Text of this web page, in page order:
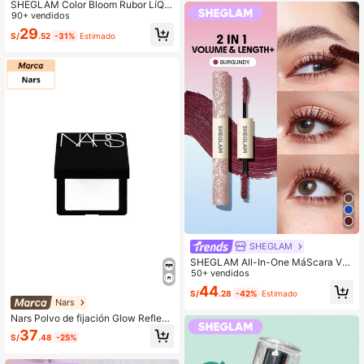
SHEGLAM Color Bloom Rubor LíQui
do Acabado Mate-Devoted Coloret
e Marca De Belleza CosméTica Ma
quillaje Para Mujeres Y NiñAs
90+ vendidos
S/29.52 -31% Estimado
Nars
Nars Polvo de fijación Glow Reflecti
on™ - Polvo compacto
S/37.48 -25%
SHEGLAM
SHEGLAM All-In-One MáScara Vol
umen & Longitud-Waterproof Burgu
ndy PestañAs Marca De Belleza Co
sméTica Maquillaje Para Mujeres Y
50+ vendidos
S/44.28 -42% Estimado